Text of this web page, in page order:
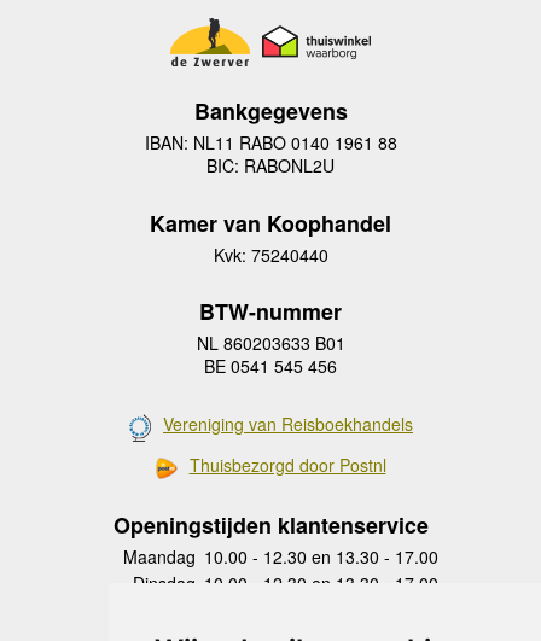
Bankgegevens
IBAN: NL11 RABO 0140 1961 88
BIC: RABONL2U
Kamer van Koophandel
Kvk: 75240440
BTW-nummer
NL 860203633 B01
BE 0541 545 456
Vereniging van Reisboekhandels
Thuisbezorgd door Postnl
Openingstijden klantenservice
Maandag 10.00 - 12.30 en 13.30 - 17.00
Dinsdag 10.00 - 12.30 en 13.30 - 17.00